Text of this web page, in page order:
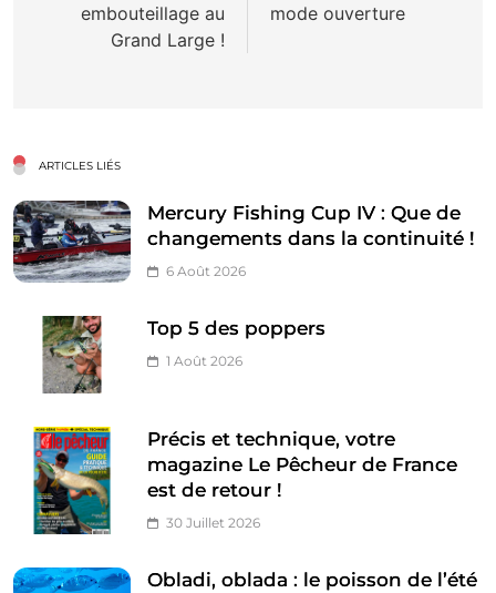
l’article
embouteillage au
Grand Large !
mode ouverture
ARTICLES LIÉS
Mercury Fishing Cup IV : Que de
changements dans la continuité !
6 Août 2026
Top 5 des poppers
1 Août 2026
Précis et technique, votre
magazine Le Pêcheur de France
est de retour !
30 Juillet 2026
Obladi, oblada : le poisson de l’été